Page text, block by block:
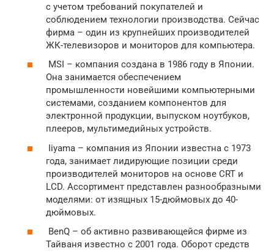
с учетом требований покупателей и
соблюдением технологии производства. Сейчас
фирма – один из крупнейших производителей
ЖК-телевизоров и мониторов для компьютера.
MSI – компания создана в 1986 году в Японии.
Она занимается обеспечением
промышленности новейшими компьютерными
системами, созданием компонентов для
электронной продукции, выпуском ноутбуков,
плееров, мультимедийных устройств.
Iiyama – компания из Японии известна с 1973
года, занимает лидирующие позиции среди
производителей мониторов на основе CRT и
LCD. Ассортимент представлен разнообразными
моделями: от изящных 15-дюймовых до 40-
дюймовых.
BenQ – об активно развивающейся фирме из
Тайваня известно с 2001 года. Оборот средств